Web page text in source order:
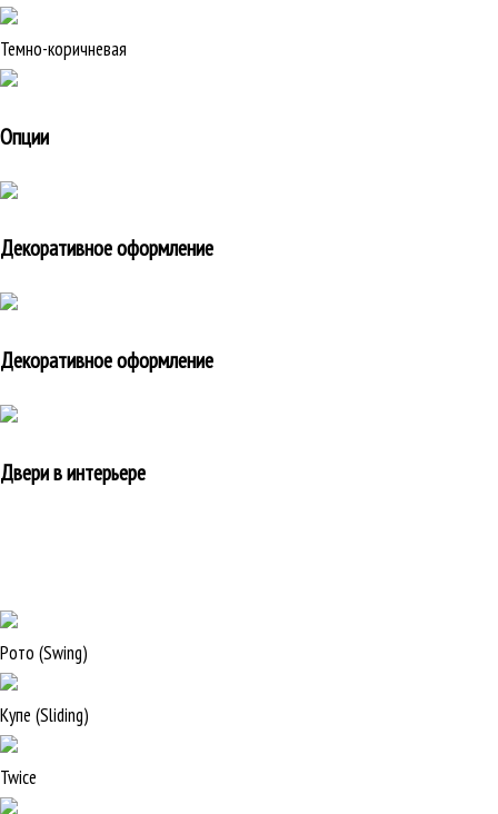
Темно-коричневая
Опции
Декоративное оформление
Декоративное оформление
Двери в интерьере
Рото (Swing)
Купе (Sliding)
Twice